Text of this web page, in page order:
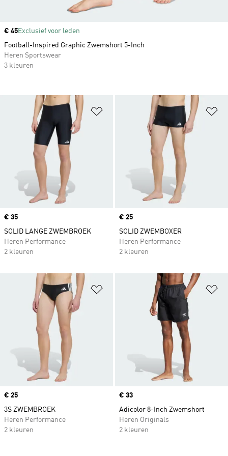
Op verlanglijst zetten
Price
€ 35
SOLID LANGE ZWEMBROEK
Heren Performance
2 kleuren
Price
€ 25
SOLID ZWEMBOXER
Heren Performance
2 kleuren
Op verlanglijst zetten
Price
€ 25
3S ZWEMBROEK
Heren Performance
2 kleuren
Price
€ 33
Adicolor 8-Inch Zwemshort
Heren Originals
2 kleuren
Price
€ 45Exclusief voor leden
Football-Inspired Graphic Zwemshort 5-Inch
Heren Sportswear
3 kleuren